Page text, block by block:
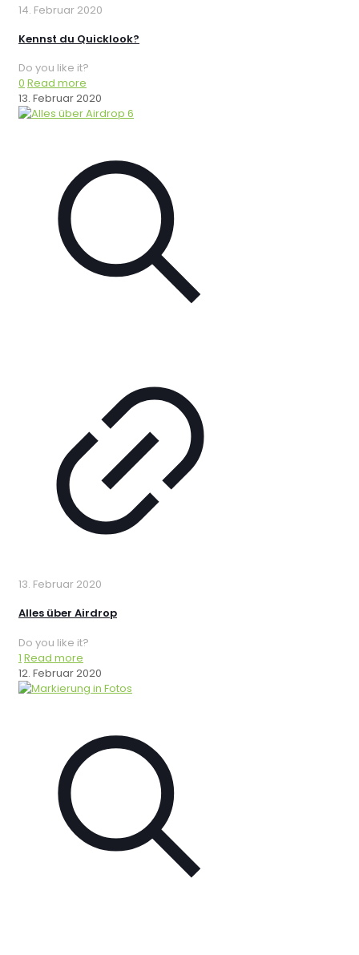
14. Februar 2020
Kennst du Quicklook?
Do you like it?
0 Read more
13. Februar 2020
13. Februar 2020
Alles über Airdrop
Do you like it?
1 Read more
12. Februar 2020